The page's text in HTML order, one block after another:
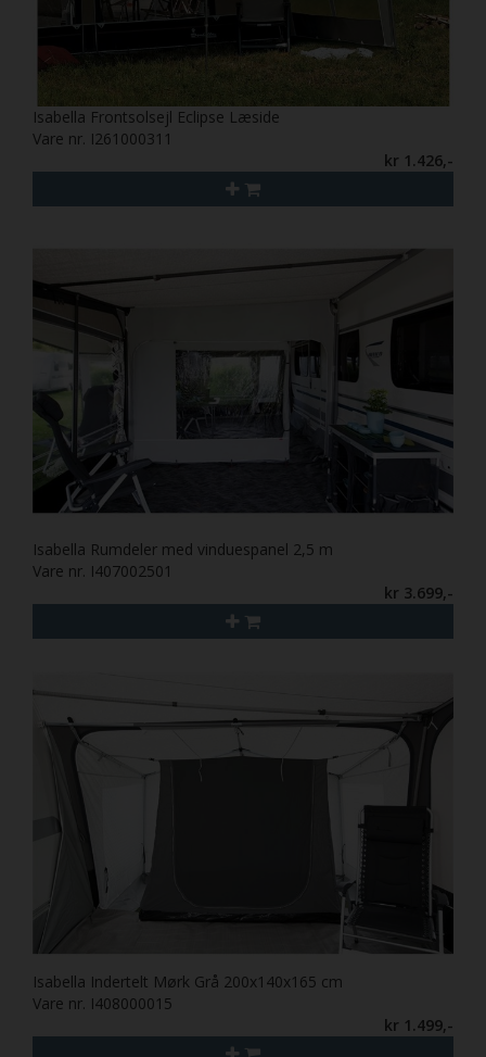
Isabella Frontsolsejl Eclipse Læside
Vare nr. I261000311
kr 1.426,-
Isabella Rumdeler med vinduespanel 2,5 m
Vare nr. I407002501
kr 3.699,-
Isabella Indertelt Mørk Grå 200x140x165 cm
Vare nr. I408000015
kr 1.499,-